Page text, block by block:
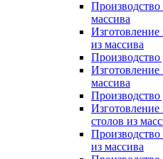
массива
из массива
Производство
Изготовление
массива
Производство
столов из
из массива